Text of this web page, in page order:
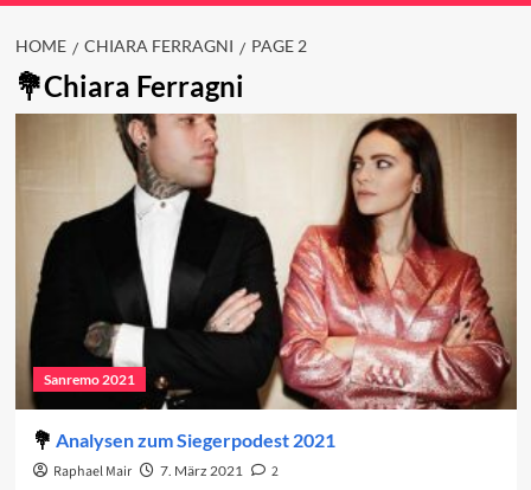
HOME CHIARA FERRAGNI PAGE 2
Chiara Ferragni
Sanremo 2021
Analysen zum Siegerpodest 2021
Raphael Mair 7. März 2021
2